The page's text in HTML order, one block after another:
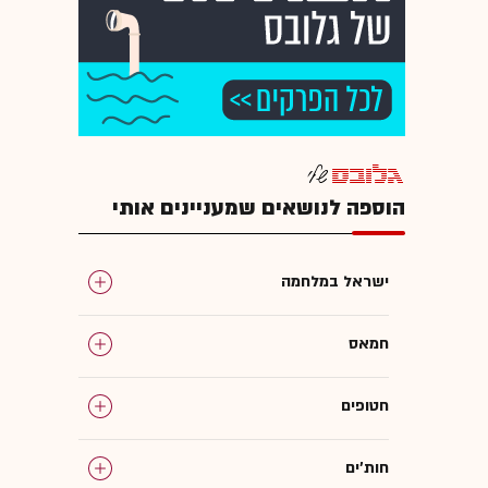
הוספה לנושאים שמעניינים אותי
ישראל במלחמה
חמאס
חטופים
חות'ים